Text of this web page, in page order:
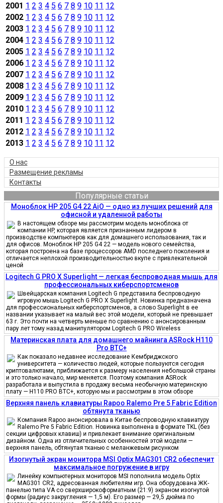
2001 1 2 3 4 5 6 7 8 9 10 11 12
2002 1 2 3 4 5 6 7 8 9 10 11 12
2003 1 2 3 4 5 6 7 8 9 10 11 12
2004 1 2 3 4 5 6 7 8 9 10 11 12
2005 1 2 3 4 5 6 7 8 9 10 11 12
2006 1 2 3 4 5 6 7 8 9 10 11 12
2007 1 2 3 4 5 6 7 8 9 10 11 12
2008 1 2 3 4 5 6 7 8 9 10 11 12
2009 1 2 3 4 5 6 7 8 9 10 11 12
2010 1 2 3 4 5 6 7 8 9 10 11 12
2011 1 2 3 4 5 6 7 8 9 10 11 12
2012 1 2 3 4 5 6 7 8 9 10 11 12
2013 1 2 3 4 5 6 7 8 9 10 11 12
О нас
Размещение рекламы
Контакты
Популярные статьи
Моноблок HP 205 G4 22 AiO — одно из лучших решений для
офисной и удаленной работы
В настоящем обзоре мы рассмотрим модель моноблока от
компании HP, которая является признанным лидером в
производстве компьютеров как для домашнего использования, так и
для офисов. Моноблок HP 205 G4 22 — модель нового семейства,
которая построена на базе процессоров AMD последнего поколения и
отличается неплохой производительностью вкупе с привлекательной
ценой
Logitech G PRO X Superlight — легкая беспроводная мышь для
профессиональных киберспортсменов
Швейцарская компания Logitech G представила беспроводную
игровую мышь Logitech G PRO X Superlight. Новинка предназначена
для профессиональных киберспортсменов, а слово Superlight в ее
названии указывает на малый вес этой модели, который не превышает
63 г. Это почти на четверть меньше по сравнению с анонсированным
пару лет тому назад манипулятором Logitech G PRO Wireless
Материнская плата для домашнего майнинга ASRock H110
Pro BTC+
Как показало недавнее исследование Кембриджского
университета — количество людей, которые пользуются сегодня
криптовалютами, приближается к размеру населения небольшой страны
и это только начало, мир меняется. Поэтому компания ASRock
разработала и выпустила в продажу весьма необычную материнскую
плату — H110 PRO BTC+, которую мы и рассмотрим в этом обзоре
Верхняя панель клавиатуры Rapoo Ralemo Pre 5 Fabric Edition
обтянута тканью
Компания Rapoo анонсировала в Китае беспроводную клавиатуру
Ralemo Pre 5 Fabric Edition. Новинка выполнена в формате TKL (без
секции цифровых клавиш) и привлекает внимание оригинальным
дизайном. Одна из отличительных особенностей этой модели —
верхняя панель, обтянутая тканью с меланжевым рисунком
Изогнутый экран монитора MSI Optix MAG301 CR2 обеспечит
максимальное погружение в игру
Линейку компьютерных мониторов MSI пополнила модель Optix
MAG301 CR2, адресованная любителям игр. Она оборудована ЖК-
панелью типа VA со сверхширокоформатным (21:9) экраном изогнутой
формы (радиус закругления — 1,5 м). Его размер — 29,5 дюйма по